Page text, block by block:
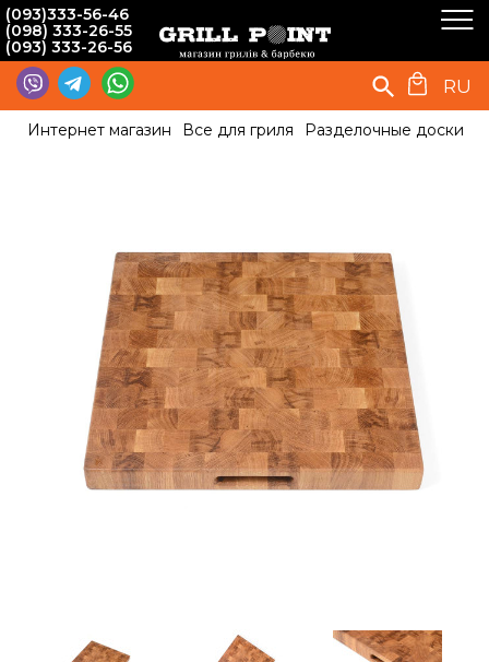
(093)333-56-46
(098) 333-26-55
(093) 333-26-56
RU
Интернет магазин Все для гриля Разделочные доски